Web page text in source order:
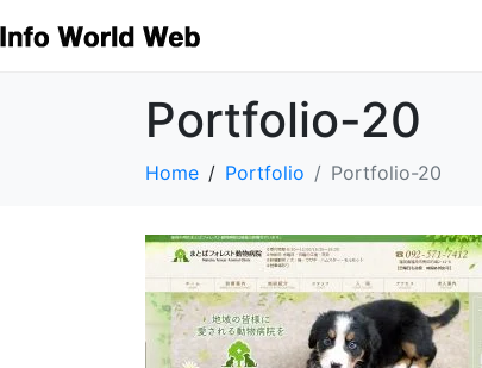
Portfolio-20
Home Portfolio Portfolio-20